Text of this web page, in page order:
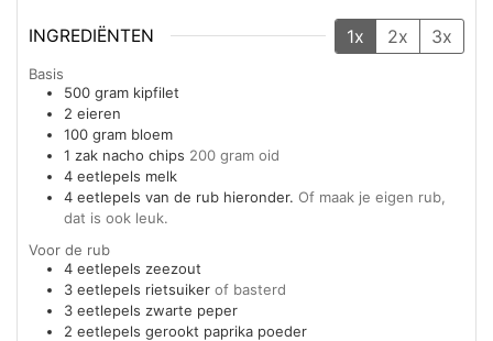
INGREDIËNTEN 1x 2x 3x
Basis
500 gram kipfilet
2 eieren
100 gram bloem
1 zak nacho chips 200 gram oid
4 eetlepels melk
4 eetlepels van de rub hieronder. Of maak je eigen rub,
dat is ook leuk.
Voor de rub
4 eetlepels zeezout
3 eetlepels rietsuiker of basterd
3 eetlepels zwarte peper
2 eetlepels gerookt paprika poeder